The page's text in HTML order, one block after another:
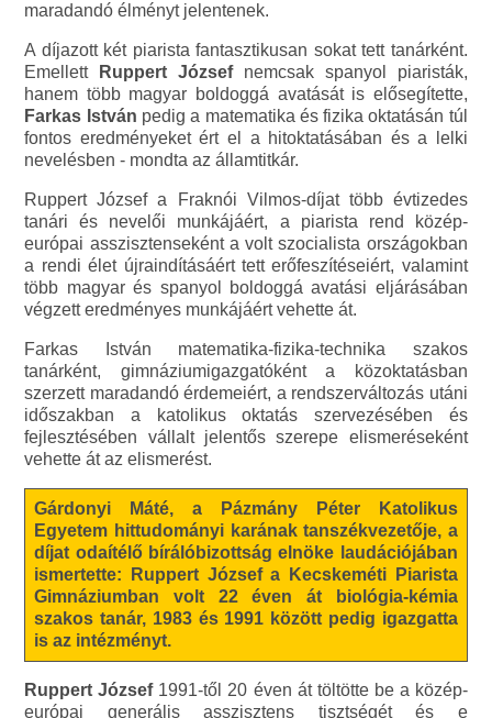
maradandó élményt jelentenek.
A díjazott két piarista fantasztikusan sokat tett tanárként.
Emellett
Ruppert Józsefnemcsak spanyol piaristák,
hanem több magyar boldoggá avatását is elősegítette,
Farkas István pedig a matematika és fizika oktatásán túl
fontos eredményeket ért el a hitoktatásában és a lelki
nevelésben - mondta az államtitkár.
Ruppert József a Fraknói Vilmos-díjat több évtizedes
tanári és nevelői munkájáért, a piarista rend közép-
európai asszisztenseként a volt szocialista országokban
a rendi élet újraindításáért tett erőfeszítéseiért, valamint
több magyar és spanyol boldoggá avatási eljárásában
végzett eredményes munkájáért vehette át.
Farkas István matematika-fizika-technika szakos
tanárként, gimnáziumigazgatóként a közoktatásban
szerzett maradandó érdemeiért, a rendszerváltozás utáni
időszakban a katolikus oktatás szervezésében és
fejlesztésében vállalt jelentős szerepe elismeréseként
vehette át az elismerést.
Gárdonyi Máté, a Pázmány Péter Katolikus
Egyetem hittudományi karának tanszékvezetője, a
díjat odaítélő bírálóbizottság elnöke laudációjában
ismertette: Ruppert József a Kecskeméti Piarista
Gimnáziumban volt 22 éven át biológia-kémia
szakos tanár, 1983 és 1991 között pedig igazgatta
is az intézményt.
Ruppert József1991-től 20 éven át töltötte be a közép-
európai generális asszisztens tisztségét és e